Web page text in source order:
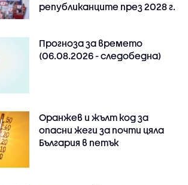
републиканците през 2028 г.
Прогноза за времето
(06.08.2026 - следобедна)
Оранжев и жълт код за
опасни жеги за почти цяла
България в петък